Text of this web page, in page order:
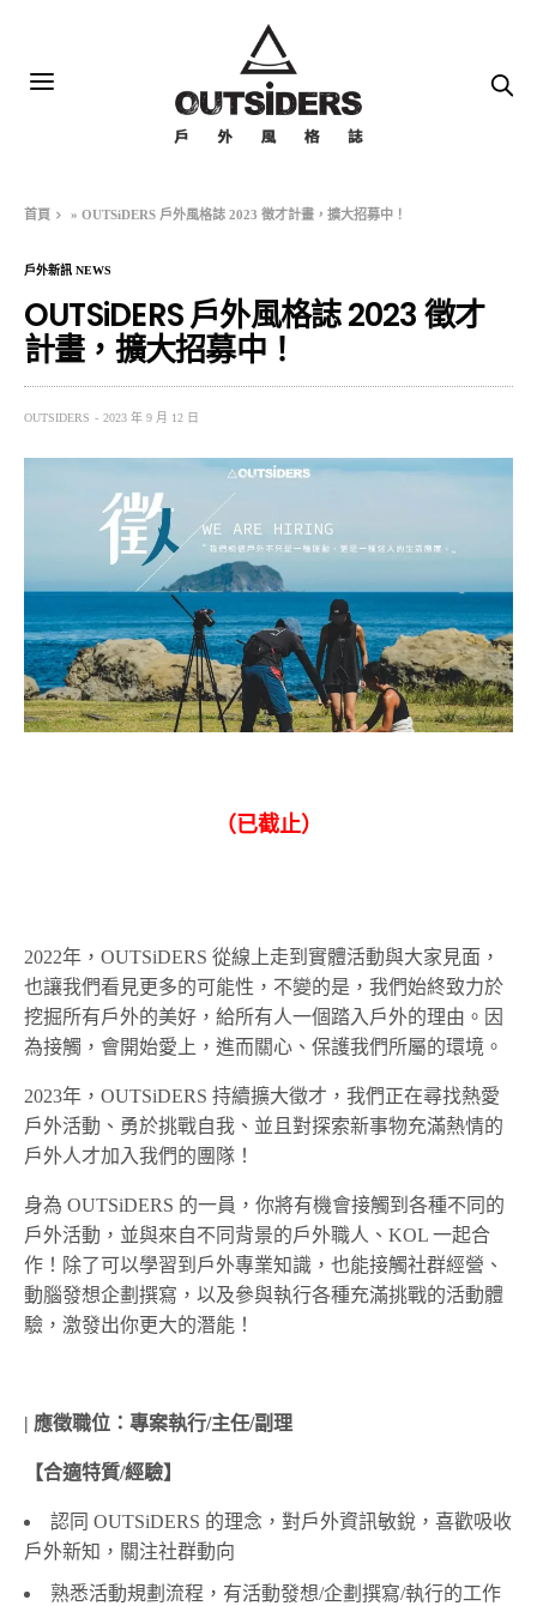
首頁 »OUTSiDERS 戶外風格誌 2023 徵才計畫，擴大招募中！
戶外新訊 NEWS
OUTSiDERS 戶外風格誌 2023 徵才
計畫，擴大招募中！
OUTSIDERS 2023 年 9 月 12 日
（已截止）
2022年，OUTSiDERS 從線上走到實體活動與大家見面，
也讓我們看見更多的可能性，不變的是，我們始終致力於
挖掘所有戶外的美好，給所有人一個踏入戶外的理由。因
為接觸，會開始愛上，進而關心、保護我們所屬的環境。
2023年，OUTSiDERS 持續擴大徵才，我們正在尋找熱愛
戶外活動、勇於挑戰自我、並且對探索新事物充滿熱情的
戶外人才加入我們的團隊！
身為 OUTSiDERS 的一員，你將有機會接觸到各種不同的
戶外活動，並與來自不同背景的戶外職人、KOL 一起合
作！除了可以學習到戶外專業知識，也能接觸社群經營、
動腦發想企劃撰寫，以及參與執行各種充滿挑戰的活動體
驗，激發出你更大的潛能！
| 應徵職位：專案執行/主任/副理
【合適特質/經驗】
認同 OUTSiDERS 的理念，對戶外資訊敏銳，喜歡吸收
戶外新知，關注社群動向
熟悉活動規劃流程，有活動發想/企劃撰寫/執行的工作